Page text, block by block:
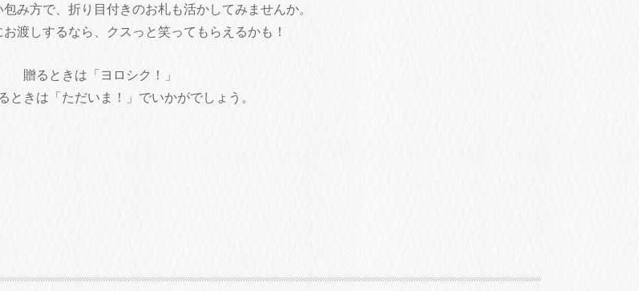
み方で、折り目付きのお札も活かしてみませんか。
渡しするなら、クスっと笑ってもらえるかも！
贈るときは「ヨロシク！」
ときは「ただいま！」でいかがでしょう。